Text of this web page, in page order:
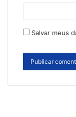
Salvar meus